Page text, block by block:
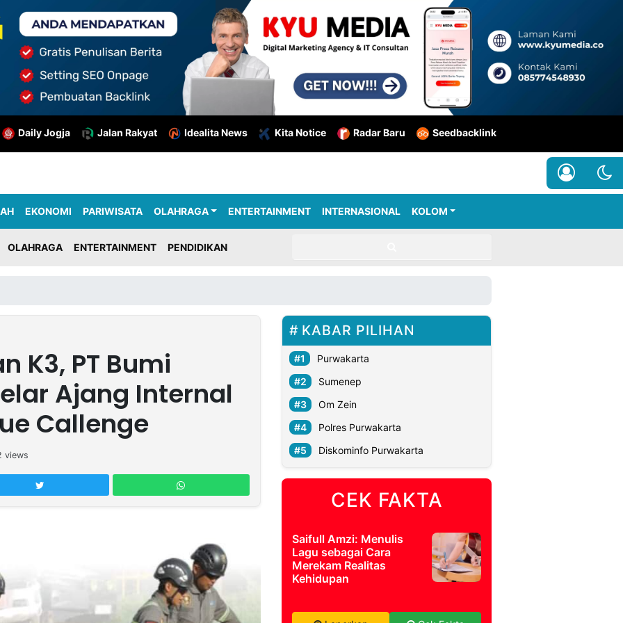
Daily Jogja Jalan Rakyat Idealita News Kita Notice Radar Baru Seedbacklink
EKONOMI PARIWISATA OLAHRAGA ENTERTAINMENT INTERNASIONAL KOLOM
OLAHRAGA ENTERTAINMENT PENDIDIKAN
K3, PT Bumi
Ajang Internal
Callenge
views
KABAR PILIHAN
Purwakarta
Sumenep
Om Zein
Polres Purwakarta
Diskominfo Purwakarta
CEK FAKTA
Saifull Amzi: Menulis
Lagu sebagai Cara
Merekam Realitas
Kehidupan